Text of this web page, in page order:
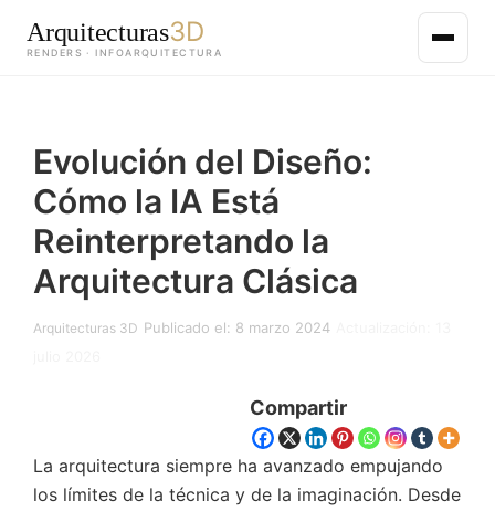
Arquitecturas3D
RENDERS · INFOARQUITECTURA
contenido
principal
Evolución del Diseño:
Cómo la IA Está
Reinterpretando la
Arquitectura Clásica
Arquitecturas 3D Publicado el: 8 marzo 2024
Compartir
La arquitectura siempre ha avanzado empujando
los límites de la técnica y de la imaginación. Desde